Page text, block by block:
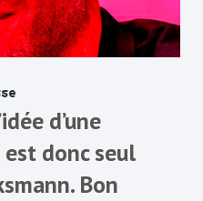
d’une
donc seul
Bon